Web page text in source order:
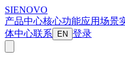
SIENOVO
产品中心核心功能应用场景
体中心联系 EN 登录